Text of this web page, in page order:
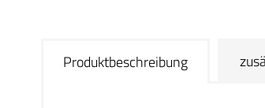
Produktbeschreibung